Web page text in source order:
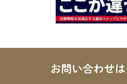
お問い合わせ